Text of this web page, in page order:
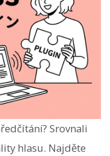
Srovnali
hlasu. Najděte